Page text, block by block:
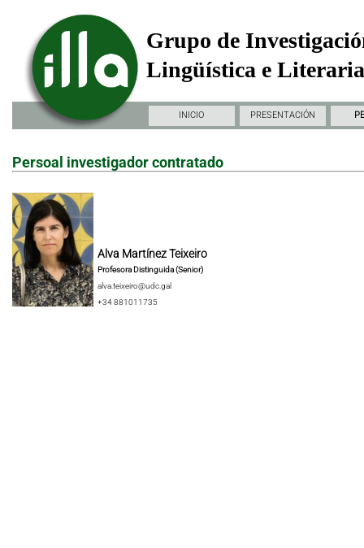
Grupo de
Lingüística e
INICIO PRESENTACIÓN
Persoal investigador contratado
Alva Martínez Teixeiro
Profesora Distinguida (Senior)
alva.teixeiro@udc.gal
+34 881011735